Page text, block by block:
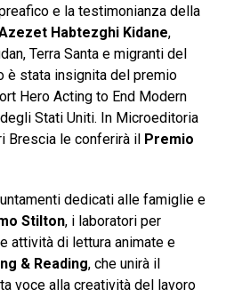
e la testimonianza della
Habtezghi Kidane,
Terra Santa e migranti del
è stata insignita del premio
Hero Acting to End Modern
Stati Uniti. In Microeditoria
le conferirà il Premio
dedicati alle famiglie e
Stilton, i laboratori per
attività di lettura animate e
& Reading, che unirà il
voce alla creatività del lavoro